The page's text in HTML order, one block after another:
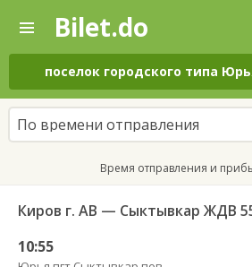
—
Поиск
и
покупка
билетов
на
автобус
онлайн
Bilet.do
поселок городского типа
По времени отправления
Время отправления и
Киров г. АВ — Сыктывкар ЖДВ
10:55